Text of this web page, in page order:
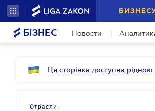
БИЗНЕСУ
БІЗНЕС Новости
Ця сторінка доступна
Отрасли